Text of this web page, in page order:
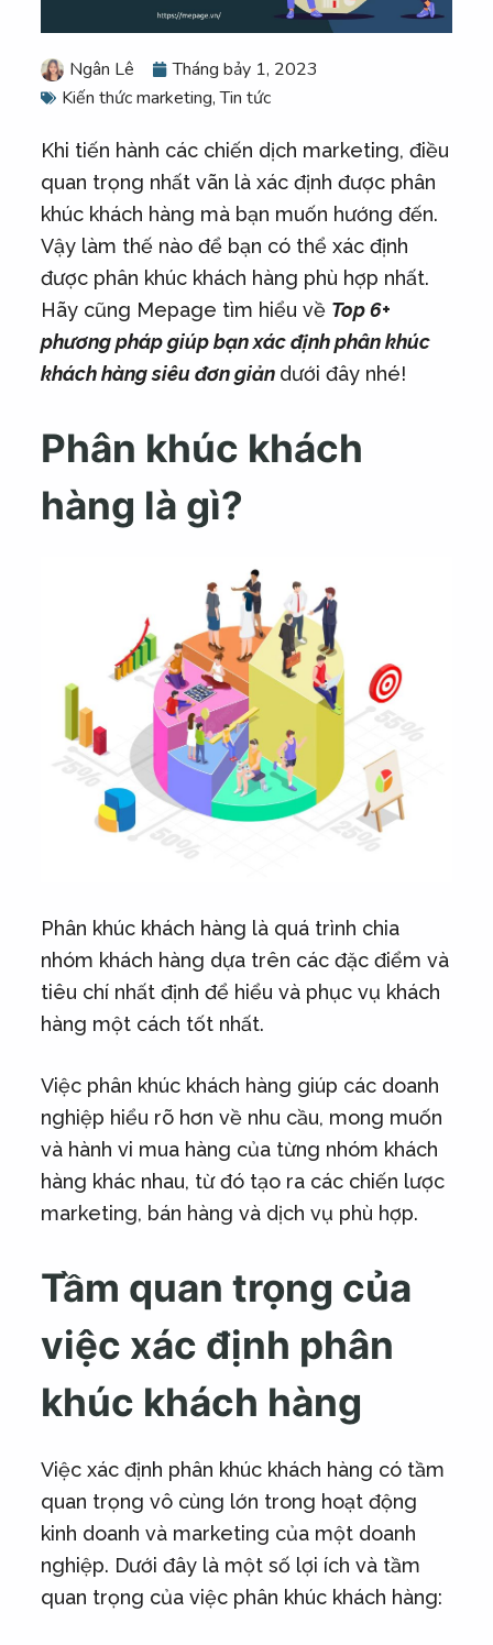
Ngân Lê
Tháng bảy 1, 2023
Kiến thức marketing,Tin tức
Khi tiến hành các chiến dịch marketing, điều
quan trọng nhất vãn là xác định được phân
khúc khách hàng mà bạn muốn hướng đến.
Vậy làm thế nào để bạn có thể xác định
được phân khúc khách hàng phù hợp nhất.
Hãy cũng Mepage tìm hiểu về Top 6+
phương pháp giúp bạn xác định phân khúc
khách hàng siêu đơn giản dưới đây nhé!
Phân khúc khách
hàng là gì?
Phân khúc khách hàng là quá trình chia
nhóm khách hàng dựa trên các đặc điểm và
tiêu chí nhất định để hiểu và phục vụ khách
hàng một cách tốt nhất.
Việc phân khúc khách hàng giúp các doanh
nghiệp hiểu rõ hơn về nhu cầu, mong muốn
và hành vi mua hàng của từng nhóm khách
hàng khác nhau, từ đó tạo ra các chiến lược
marketing, bán hàng và dịch vụ phù hợp.
Tầm quan trọng của
việc xác định phân
khúc khách hàng
Việc xác định phân khúc khách hàng có tầm
quan trọng vô cùng lớn trong hoạt động
kinh doanh và marketing của một doanh
nghiệp. Dưới đây là một số lợi ích và tầm
quan trọng của việc phân khúc khách hàng: